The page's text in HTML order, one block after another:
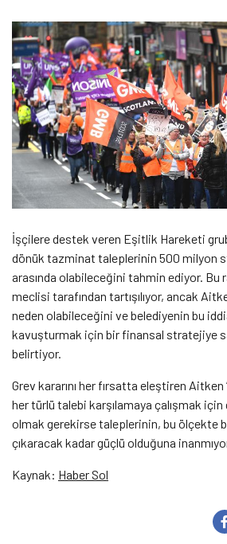
İşçilere destek veren Eşitlik Hareketi
dönük tazminat taleplerinin 500 milyon
arasında olabileceğini tahmin ediyor. Bu
meclisi tarafından tartışılıyor, ancak
neden olabileceğini ve belediyenin bu
kavuşturmak için bir finansal stratejiye
belirtiyor.
Grev kararını her fırsatta eleştiren Aitken
her türlü talebi karşılamaya çalışmak için
olmak gerekirse taleplerinin, bu ölçekte
çıkaracak kadar güçlü olduğuna
Kaynak: Haber Sol